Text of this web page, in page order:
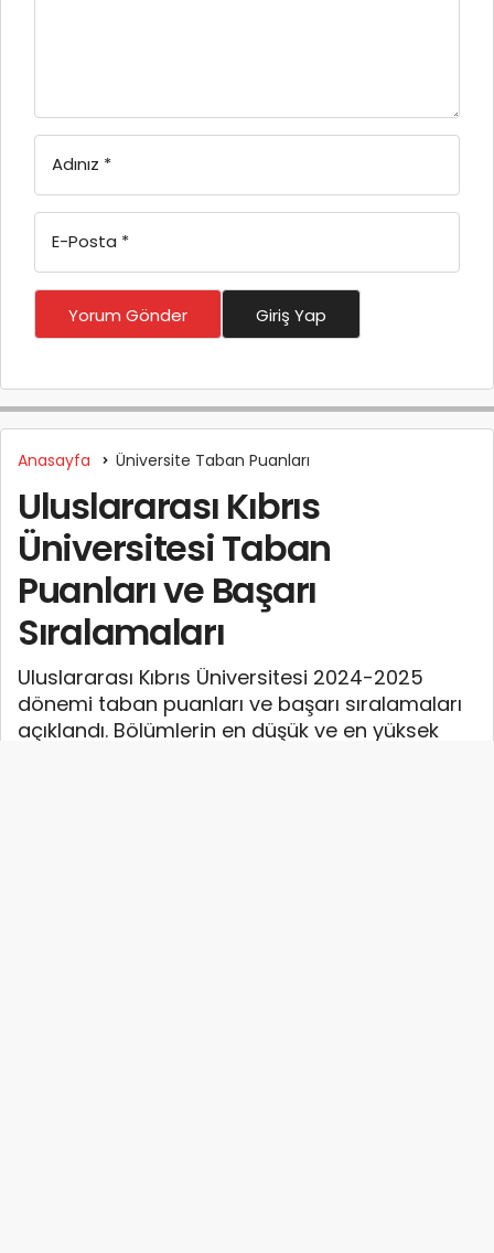
Adınız *
E-Posta *
Yorum Gönder Giriş Yap
Anasayfa Üniversite Taban Puanları
Uluslararası Kıbrıs
Üniversitesi Taban
Puanları ve Başarı
Sıralamaları
Uluslararası Kıbrıs Üniversitesi 2024-2025
dönemi taban puanları ve başarı sıralamaları
açıklandı. Bölümlerin en düşük ve en yüksek